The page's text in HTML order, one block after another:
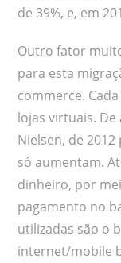
de 39%, e, em
Outro fator
para esta
commerce.
lojas virtuais.
Nielsen, de
só aumentam.
dinheiro, por
pagamento no
utilizadas são o
internet/mobile